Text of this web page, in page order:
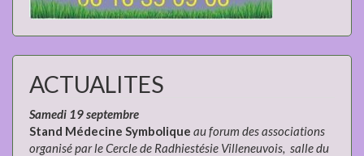
ACTUALITES
Samedi 19 septembre
Stand Médecine Symbolique au forum des associations
organisé par le Cercle de Radhiestésie Villeneuvois, salle du